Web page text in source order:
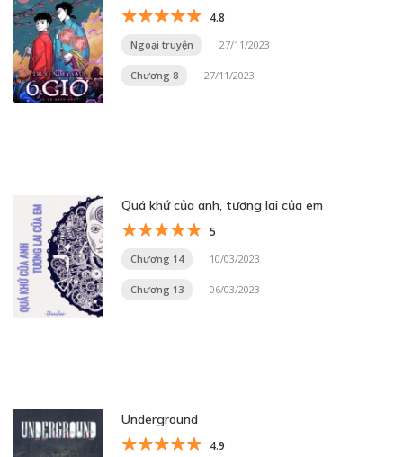
4.8
Ngoại truyện 27/11/2023
Chương 8 27/11/2023
Quá khứ của anh, tương lai của em
5
Chương 14 10/03/2023
Chương 13 06/03/2023
Underground
4.9